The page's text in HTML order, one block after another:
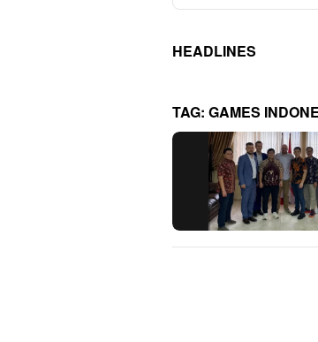
HEADLINES
TAG: GAMES